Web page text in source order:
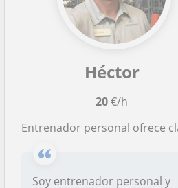
Héctor
20€/h
Entrenador personal ofrece clases presenciales en valencia
Soy entrenador personal y